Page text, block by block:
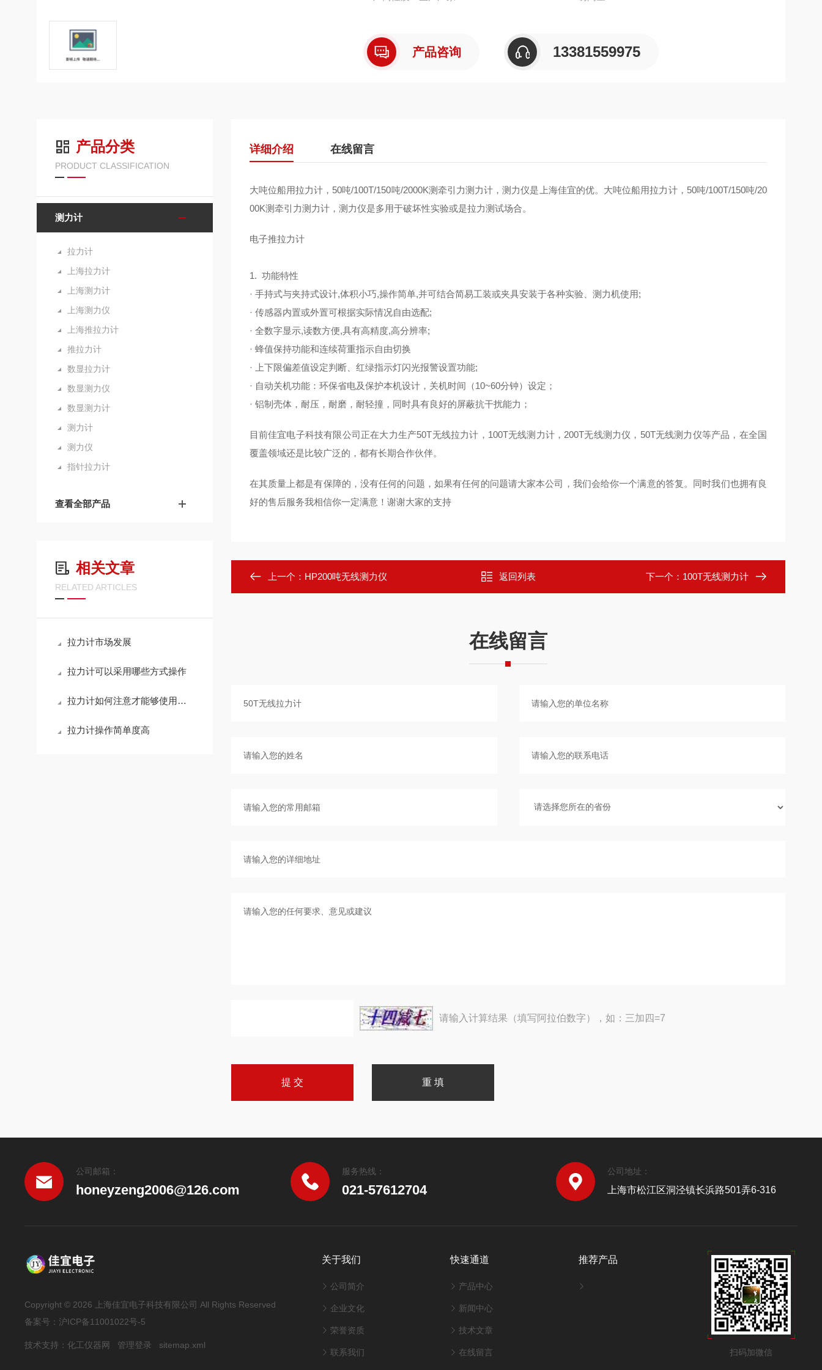
产品咨询 13381559975
产品分类
PRODUCT CLASSIFICATION
测力计
拉力计
上海拉力计
上海测力计
上海测力仪
上海推拉力计
推拉力计
数显拉力计
数显测力仪
数显测力计
测力计
测力仪
指针拉力计
查看全部产品
相关文章
RELATED ARTICLES
拉力计市场发展
拉力计可以采用哪些方式操作
拉力计如何注意才能够使用的更好
拉力计操作简单度高
详细介绍 在线留言
大吨位船用拉力计，50吨/100T/150吨/2000K测牵引力测力计，测力仪是上海佳宜的优。大吨位船用拉力计，50吨/100T/150吨/20
00K测牵引力测力计，测力仪是多用于破坏性实验或是拉力测试场合。
电子推拉力计
1. 功能特性
· 手持式与夹持式设计,体积小巧,操作简单,并可结合简易工装或夹具安装于各种实验、测力机使用;
· 传感器内置或外置可根据实际情况自由选配;
· 全数字显示,读数方便,具有高精度,高分辨率;
· 蜂值保持功能和连续荷重指示自由切换
· 上下限偏差值设定判断、红绿指示灯闪光报警设置功能;
· 自动关机功能：环保省电及保护本机设计，关机时间（10~60分钟）设定；
· 铝制壳体，耐压，耐磨，耐轻撞，同时具有良好的屏蔽抗干扰能力；
目前佳宜电子科技有限公司正在大力生产50T无线拉力计 ，100T无线测力计，200T无线测力仪，50T无线测力仪等产品，在全国
覆盖领域还是比较广泛的，都有长期合作伙伴。
在其质量上都是有保障的，没有任何的问题，如果有任何的问题请大家本公司，我们会给你一个满意的答复。同时我们也拥有良
好的售后服务我相信你一定满意！谢谢大家的支持
上一个： HP200吨无线测力仪 返回列表 下一个： 100T无线测力计
在线留言
请输入计算结果（填写阿拉伯数字），如：三加四=7
公司邮箱：
honeyzeng2006@126.com
服务热线：
021-57612704
公司地址：
上海市松江区洞泾镇长浜路501弄6-316
Copyright © 2026 上海佳宜电子科技有限公司 All Rights Reserved
备案号：沪ICP备11001022号-5
技术支持：化工仪器网 管理登录 sitemap.xml
关于我们
公司简介
企业文化
荣誉资质
联系我们
快速通道
产品中心
新闻中心
技术文章
在线留言
推荐产品
扫码加微信